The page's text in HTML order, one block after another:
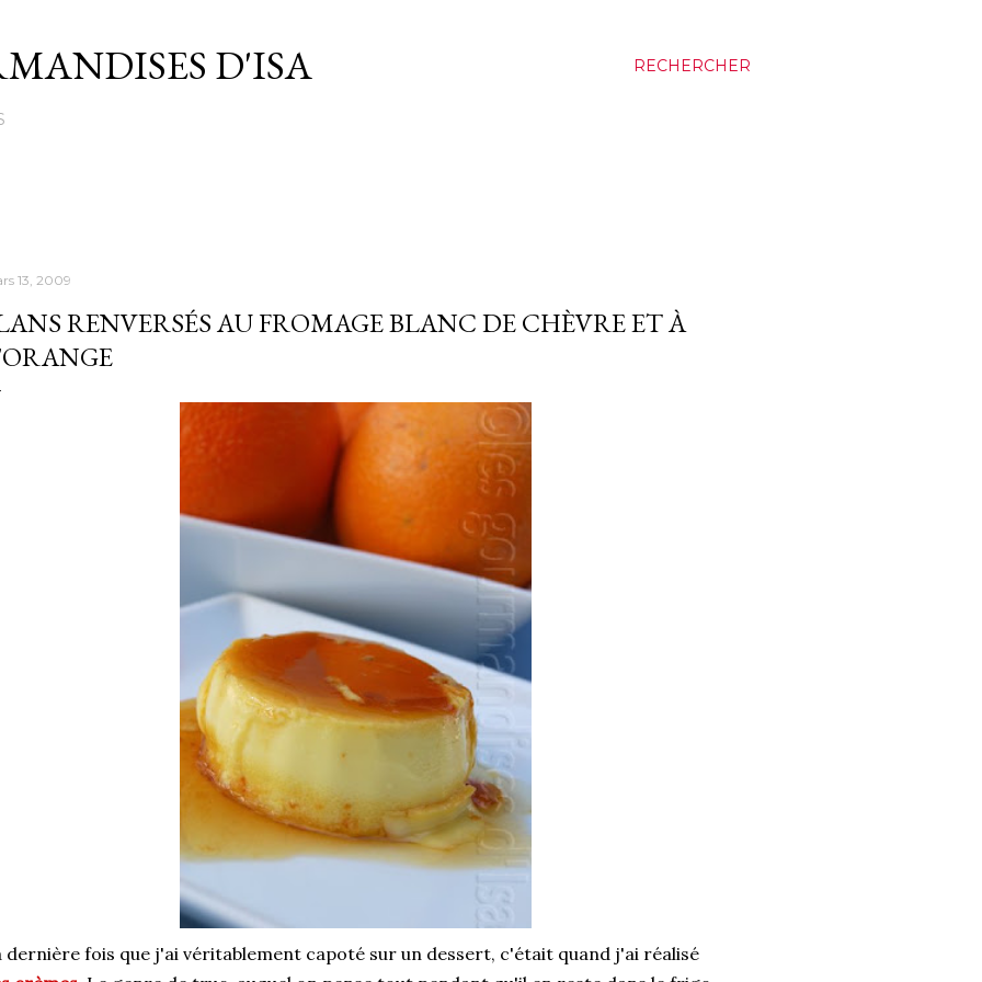
RECHERCHER
D'ISA
13, 2009
RENVERSÉS AU FROMAGE BLANC DE CHÈVRE ET À
dernière fois que j'ai véritablement capoté sur un dessert, c'était quand j'ai réalisé